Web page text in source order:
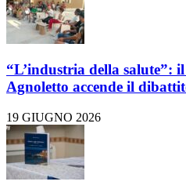
“L’industria della salute”:
Agnoletto accende il
19 GIUGNO 2026